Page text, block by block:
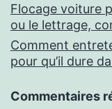
Flocage voiture
ou le lettrage,
Comment
pour qu’il dure
Commentaires